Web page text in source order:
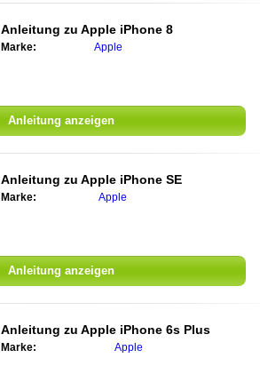
Anleitung zu Apple iPhone 8
Marke: Apple
Anleitung anzeigen
Anleitung zu Apple iPhone SE
Marke: Apple
Anleitung anzeigen
Anleitung zu Apple iPhone 6s Plus
Marke: Apple